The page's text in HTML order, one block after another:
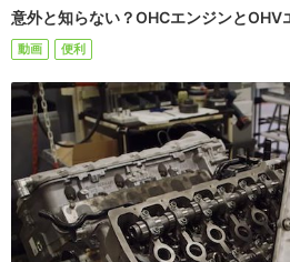
意外と知らない？OHCエンジンとOHV
動画 便利